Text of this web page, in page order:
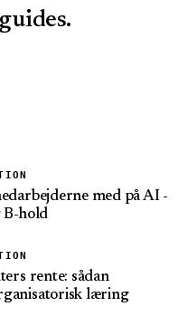
med på AI -
B-hold
rente: sådan
læring